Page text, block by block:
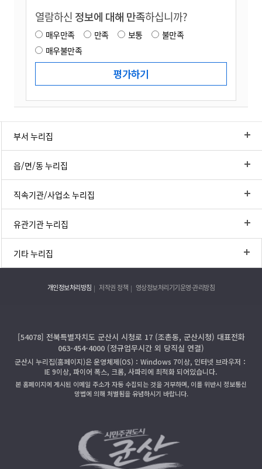
열람하신 정보에 대해 만족하십니까?
매우만족 만족 보통
불만족
매우불만족
부서 누리집
읍/면/동 누리집
직속기관/사업소 누리집
유관기관 누리집
기타 누리집
개인정보처리방침 저작권 정책 영상정보처리기기운영·관리방침
[54078] 전북특별자치도 군산시 시청로 17 (조촌동, 군산시청) 대표전화
063-454-4000 (정규업무시간 외 당직실 연결)
군산시 누리집(홈페이지)은 운영체제(OS)：Windows 7이상, 인터넷 브라우저：
IE 9이상, 파이어 폭스, 크롬, 사파리에 최적화 되어있습니다.
본 홈페이지에 게시된 이메일 주소가 자동 수집되는 것을 거부하며, 이를 위반시 정보통신
망법에 의해 처벌됨을 유념하시기 바랍니다.